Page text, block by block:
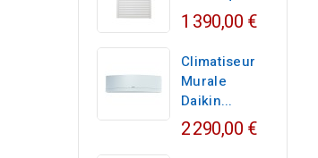
1 390,00 €
Climatiseur
Murale
Daikin...
2 290,00 €